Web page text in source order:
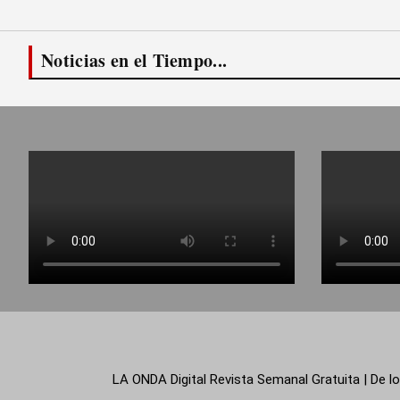
Noticias en el Tiempo...
LA ONDA Digital Revista Semanal Gratuita |